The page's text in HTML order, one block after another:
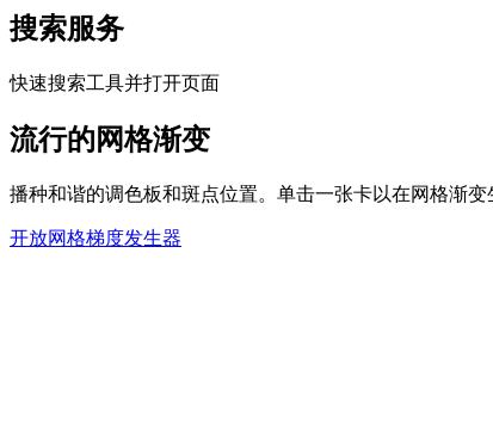
搜索服务
快速搜索工具并打开页面
流行的网格渐变
播种和谐的调色板和斑点位置。单击一张卡以在网格渐
开放网格梯度发生器